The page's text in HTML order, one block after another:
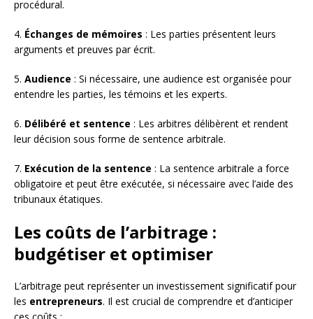
procédural.
4. Échanges de mémoires : Les parties présentent leurs
arguments et preuves par écrit.
5. Audience : Si nécessaire, une audience est organisée pour
entendre les parties, les témoins et les experts.
6. Délibéré et sentence : Les arbitres délibèrent et rendent
leur décision sous forme de sentence arbitrale.
7. Exécution de la sentence : La sentence arbitrale a force
obligatoire et peut être exécutée, si nécessaire avec l’aide des
tribunaux étatiques.
Les coûts de l’arbitrage :
budgétiser et optimiser
L’arbitrage peut représenter un investissement significatif pour
les entrepreneurs. Il est crucial de comprendre et d’anticiper